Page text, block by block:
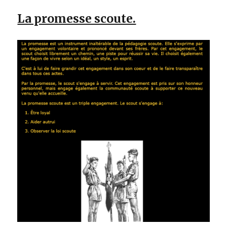
La promesse scoute.